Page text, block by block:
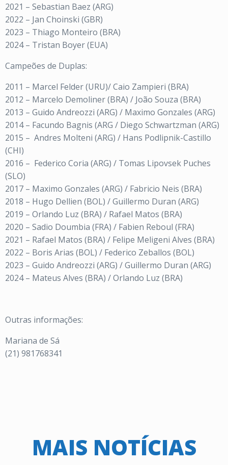
2021 – Sebastian Baez (ARG)
2022 – Jan Choinski (GBR)
2023 – Thiago Monteiro (BRA)
2024 – Tristan Boyer (EUA)
Campeões de Duplas:
2011 – Marcel Felder (URU)/ Caio Zampieri (BRA)
2012 – Marcelo Demoliner (BRA) / João Souza (BRA)
2013 – Guido Andreozzi (ARG) / Maximo Gonzales (ARG)
2014 – Facundo Bagnis (ARG / Diego Schwartzman (ARG)
2015 – Andres Molteni (ARG) / Hans Podlipnik-Castillo
(CHI)
2016 – Federico Coria (ARG) / Tomas Lipovsek Puches
(SLO)
2017 – Maximo Gonzales (ARG) / Fabricio Neis (BRA)
2018 – Hugo Dellien (BOL) / Guillermo Duran (ARG)
2019 – Orlando Luz (BRA) / Rafael Matos (BRA)
2020 – Sadio Doumbia (FRA) / Fabien Reboul (FRA)
2021 – Rafael Matos (BRA) / Felipe Meligeni Alves (BRA)
2022 – Boris Arias (BOL) / Federico Zeballos (BOL)
2023 – Guido Andreozzi (ARG) / Guillermo Duran (ARG)
2024 – Mateus Alves (BRA) / Orlando Luz (BRA)
Outras informações:
Mariana de Sá
(21) 981768341
MAIS NOTÍCIAS